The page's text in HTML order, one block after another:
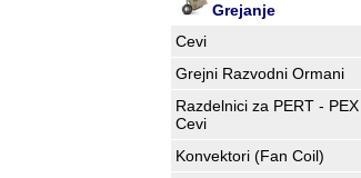
Grejanje
Cevi
Grejni Razvodni Ormani
Razdelnici za PERT - PEX
Cevi
Konvektori (Fan Coil)